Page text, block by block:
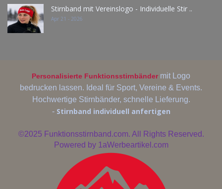
Stirnband mit Vereinslogo - Individuelle Stir ..
Apr 21 - 2026
Personalisierte Funktionsstirnbänder mit Logo
bedrucken lassen. Ideal für Sport, Vereine & Events.
Hochwertige Stirnbänder, schnelle Lieferung.
- Stirnband individuell anfertigen
©2025 Funktionsstirnband.com. All Rights Reserved.
Powered by 1aWerbeartikel.com